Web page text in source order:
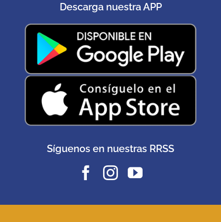
Descarga nuestra APP
Síguenos en nuestras RRSS